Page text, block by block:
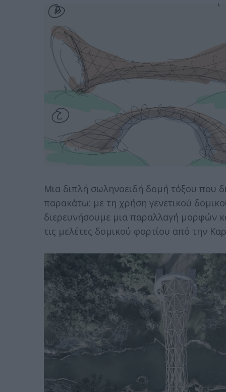
Μια διπλή σωληνοειδή δομή τόξου που
παρακάτω: με τη χρήση γενετικού
διερευνήσουμε μια παραλλαγή μορφών
τις μελέτες δομικού φορτίου από την